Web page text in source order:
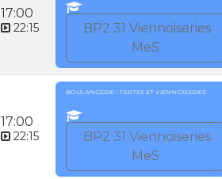
17:00
22:15
BP2 31 Viennoiseries
MeS
17:00
22:15
BOULANGERIE : TARTES ET VIENNOISERIES
BP2 31 Viennoiseries
MeS